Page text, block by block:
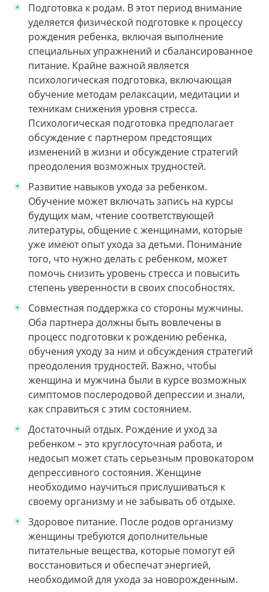
Подготовка к родам. В этот период внимание
уделяется физической подготовке к процессу
рождения ребенка, включая выполнение
специальных упражнений и сбалансированное
питание. Крайне важной является
психологическая подготовка, включающая
обучение методам релаксации, медитации и
техникам снижения уровня стресса.
Психологическая подготовка предполагает
обсуждение с партнером предстоящих
изменений в жизни и обсуждение стратегий
преодоления возможных трудностей.
Развитие навыков ухода за ребенком.
Обучение может включать запись на курсы
будущих мам, чтение соответствующей
литературы, общение с женщинами, которые
уже имеют опыт ухода за детьми. Понимание
того, что нужно делать с ребенком, может
помочь снизить уровень стресса и повысить
степень уверенности в своих способностях.
Совместная поддержка со стороны мужчины.
Оба партнера должны быть вовлечены в
процесс подготовки к рождению ребенка,
обучения уходу за ним и обсуждения стратегий
преодоления трудностей. Важно, чтобы
женщина и мужчина были в курсе возможных
симптомов послеродовой депрессии и знали,
как справиться с этим состоянием.
Достаточный отдых. Рождение и уход за
ребенком – это круглосуточная работа, и
недосып может стать серьезным провокатором
депрессивного состояния. Женщине
необходимо научиться прислушиваться к
своему организму и не забывать об отдыхе.
Здоровое питание. После родов организму
женщины требуются дополнительные
питательные вещества, которые помогут ей
восстановиться и обеспечат энергией,
необходимой для ухода за новорожденным.